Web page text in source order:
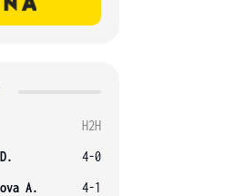
H2H
4-0
A.
4-1